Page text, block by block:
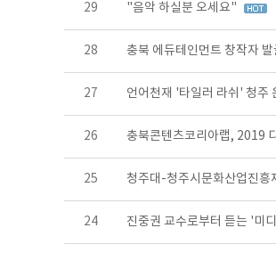
29 "음악 하실분 오세요"
28 충북 에듀테인먼트 창작자 발
27 언어천재 '타일러 라쉬' 청주
26 충북콘텐츠코리아랩, 2019
25 청주대-청주시문화산업진흥
24 진중권 교수로부터 듣는 '미